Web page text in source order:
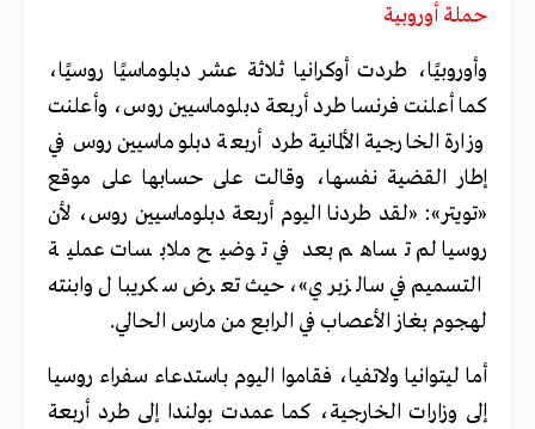
حملة أوروبية
وأوروبيًا، طردت أوكرانيا ثلاثة عشر دبلوماسيًا روسيًا،
كما أعلنت فرنسا طرد أربعة دبلوماسيين روس، وأعلنت
وزارة الخارجية الألمانية طرد أربعة دبلوماسيين روس في
إطار القضية نفسها، وقالت على حسابها على موقع
«تويتر»: «لقد طردنا اليوم أربعة دبلوماسيين روس، لأن
روسيا لم تساهم بعد في توضيح ملابسات عملية
التسميم في سالزبري»، حيث تعرض سكريبال وابنته
لهجوم بغاز الأعصاب في الرابع من مارس الحالي.
أما ليتوانيا ولاتفيا، فقاموا اليوم باستدعاء سفراء روسيا
إلى وزارات الخارجية، كما عمدت بولندا إلى طرد أربعة